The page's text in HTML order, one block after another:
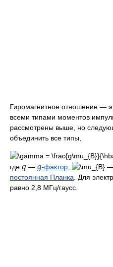
Гиромагнитное отношение —
всеми типами моментов
рассмотрены выше, но
объединить все типы,
где g — g-фактор
постоянная Планка . Для
равно 2,8 МГц/гаусс